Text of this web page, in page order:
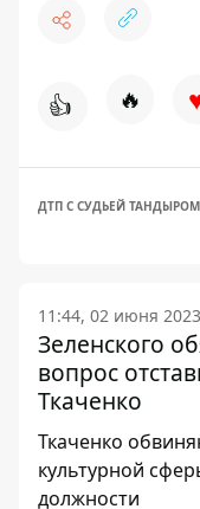
👍 🔥
ДТП С СУДЬЕЙ ТАНДЫРОМ
11:44, 02 июня 2023
Зеленского
вопрос
Ткаченко
Ткаченко
культурной
должности